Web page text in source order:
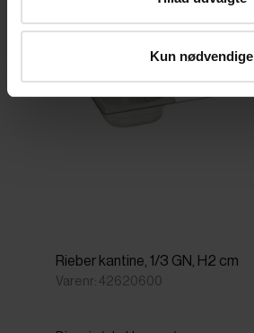
Kun nødvendige
Rieber kantine, 1/3 GN, H2 cm
Varenr: 42620600